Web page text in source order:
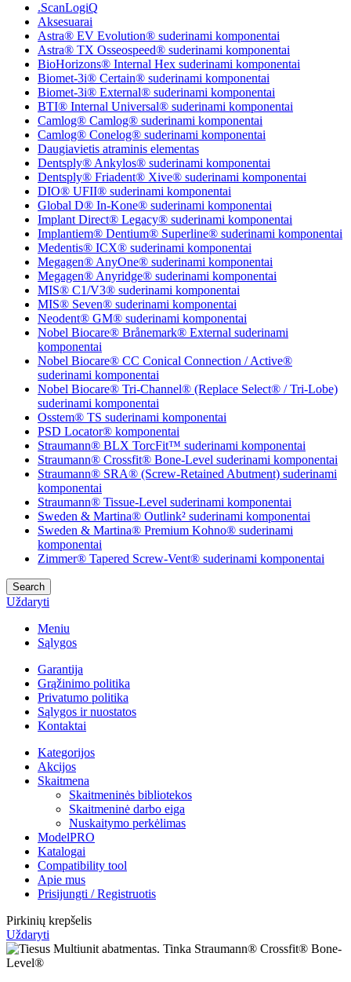
.ScanLogiQ
Aksesuarai
Astra® EV Evolution® suderinami komponentai
Astra® TX Osseospeed® suderinami komponentai
BioHorizons® Internal Hex suderinami komponentai
Biomet-3i® Certain® suderinami komponentai
Biomet-3i® External® suderinami komponentai
BTI® Internal Universal® suderinami komponentai
Camlog® Camlog® suderinami komponentai
Camlog® Conelog® suderinami komponentai
Daugiavietis atraminis elementas
Dentsply® Ankylos® suderinami komponentai
Dentsply® Friadent® Xive® suderinami komponentai
DIO® UFII® suderinami komponentai
Global D® In-Kone® suderinami komponentai
Implant Direct® Legacy® suderinami komponentai
Implantiem® Dentium® Superline® suderinami komponentai
Medentis® ICX® suderinami komponentai
Megagen® AnyOne® suderinami komponentai
Megagen® Anyridge® suderinami komponentai
MIS® C1/V3® suderinami komponentai
MIS® Seven® suderinami komponentai
Neodent® GM® suderinami komponentai
Nobel Biocare® Brånemark® External suderinami
komponentai
Nobel Biocare® CC Conical Connection / Active®
suderinami komponentai
Nobel Biocare® Tri-Channel® (Replace Select® / Tri-Lobe)
suderinami komponentai
Osstem® TS suderinami komponentai
PSD Locator® komponentai
Straumann® BLX TorcFit™ suderinami komponentai
Straumann® Crossfit® Bone-Level suderinami komponentai
Straumann® SRA® (Screw-Retained Abutment) suderinami
komponentai
Straumann® Tissue-Level suderinami komponentai
Sweden & Martina® Outlink² suderinami komponentai
Sweden & Martina® Premium Kohno® suderinami
komponentai
Zimmer® Tapered Screw-Vent® suderinami komponentai
Search
Uždaryti
Meniu
Sąlygos
Garantija
Grąžinimo politika
Privatumo politika
Sąlygos ir nuostatos
Kontaktai
Kategorijos
Akcijos
Skaitmena
Skaitmeninės bibliotekos
Skaitmeninė darbo eiga
Nuskaitymo perkėlimas
ModelPRO
Katalogai
Compatibility tool
Apie mus
Prisijungti / Registruotis
Pirkinių krepšelis
Uždaryti